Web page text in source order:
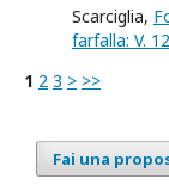
Scarciglia,
farfalla: V.
1 2 3 > >>
Fai una